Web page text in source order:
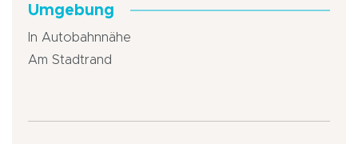
Umgebung
In Autobahnnähe
Am Stadtrand